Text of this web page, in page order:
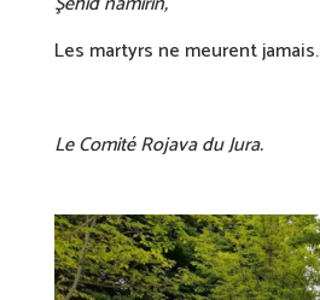
Les martyrs ne meurent jamais.
Le Comité Rojava du Jura.